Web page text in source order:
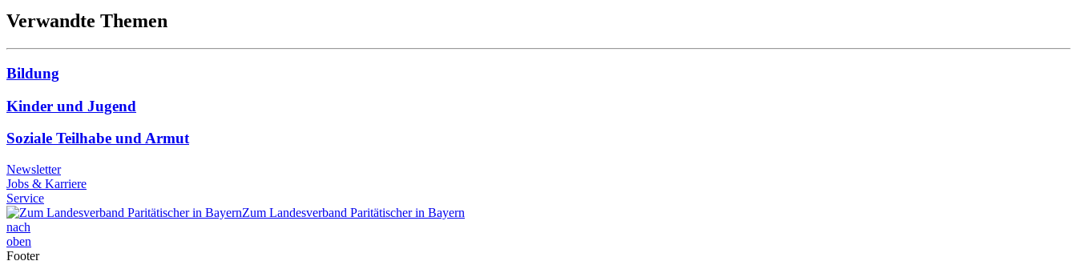
Verwandte Themen
Bildung
Kinder und Jugend
Soziale Teilhabe und Armut
Newsletter
Jobs & Karriere
Service
Zum Landesverband Paritätischer in Bayern
nach
oben
Footer